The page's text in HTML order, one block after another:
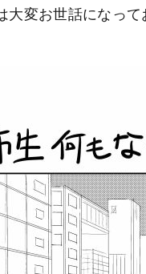
大変お世話になっ